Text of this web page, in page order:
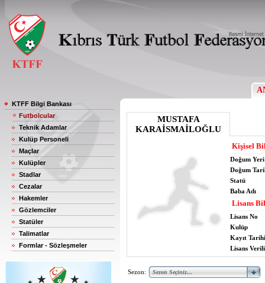
KTFF Bilgi Bankası
Futbolcular
Teknik Adamlar
Kulüp Personeli
Maçlar
Kulüpler
Stadlar
Cezalar
Hakemler
Gözlemciler
Statüler
Talimatlar
Formlar - Sözleşmeler
MUSTAFA
KARAİSMAİLOĞLU
Kişisel
Doğum Yeri
Doğum
Statü
Baba Adı
Lisans
Lisans No
Kulüp
Kayıt Tarihi
Lisans
Sezon: